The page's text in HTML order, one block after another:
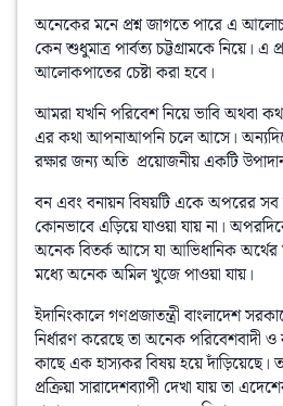
অনেকের মনে প্রশ্ন জাগতে পারে এ
কেন শুধুমাত্র পার্বত্য চট্টগ্রামকে নিয়ে। এ
আলােকপাতের চেষ্টা করা হবে।
আমরা যখনি পরিবেশ নিয়ে ভাবি অথবা
এর কথা আপনাআপনি চলে আসে।
রক্ষার জন্য অতি  প্রয়ােজনীয় একটি
বন এবং বনায়ন বিষয়টি একে অপরের সব
কোনভাবে এড়িয়ে যাওয়া যায় না।
অনেক বিতর্ক আসে যা আভিধানিক অর্থের
মধ্যে অনেক অমিল খুজে পাওয়া যায়।
ইদানিংকালে গণপ্রজাতন্ত্রী বাংলাদেশ
নির্ধারণ করেছে তা অনেক পরিবেশবাদী ও
কাছে এক হাস্যকর বিষয় হয়ে দাঁড়িয়েছে।
প্রক্রিয়া সারাদেশব্যাপী দেখা যায় তা